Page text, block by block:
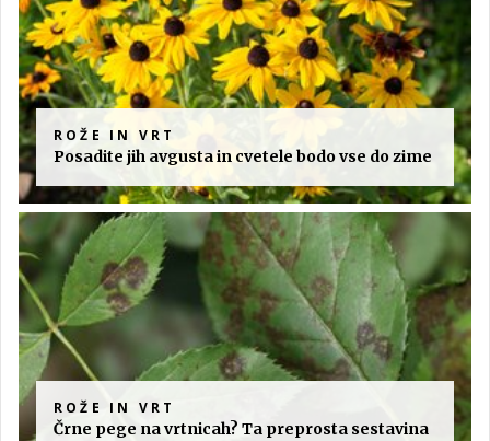
ROŽE IN VRT
Posadite jih avgusta in cvetele bodo vse do zime
ROŽE IN VRT
Črne pege na vrtnicah? Ta preprosta sestavina